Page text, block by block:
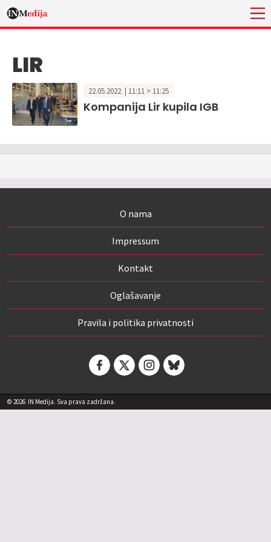
LIR
22.05.2022. | 11:11 > 11:25
Kompanija Lir kupila IGB
O nama
Impressum
Kontakt
Oglašavanje
Pravila i politika privatnosti
© 2026 IN Medija. Sva prava zadržana.